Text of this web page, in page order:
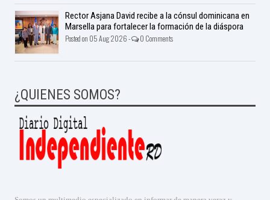
Rector Asjana David recibe a la cónsul dominicana en
Marsella para fortalecer la formación de la diáspora
Posted on 05 Aug 2026 - 0 Comments
¿QUIENES SOMOS?